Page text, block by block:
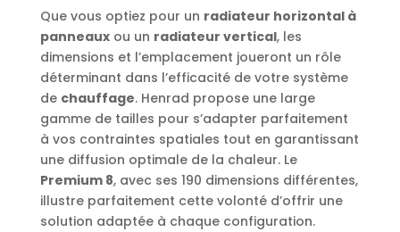
Que vous optiez pour un radiateur horizontal à
panneauxou un radiateur vertical, les
dimensions et l’emplacement joueront un rôle
déterminant dans l’efficacité de votre système
de chauffage. Henrad propose une large
gamme de tailles pour s’adapter parfaitement
à vos contraintes spatiales tout en garantissant
une diffusion optimale de la chaleur. Le
Premium 8, avec ses 190 dimensions différentes,
illustre parfaitement cette volonté d’offrir une
solution adaptée à chaque configuration.